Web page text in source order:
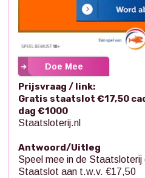
Doe Mee
Prijsvraag / link:
Gratis staatslot €17,50
dag €1000
Staatsloterij.nl
Antwoord/Uitleg
Speel mee in de Staatsloterij
Staatslot aan t.w.v. €17,50